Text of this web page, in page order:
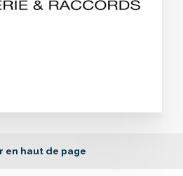
en haut de page